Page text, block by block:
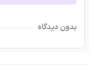
بدون دیدگاه